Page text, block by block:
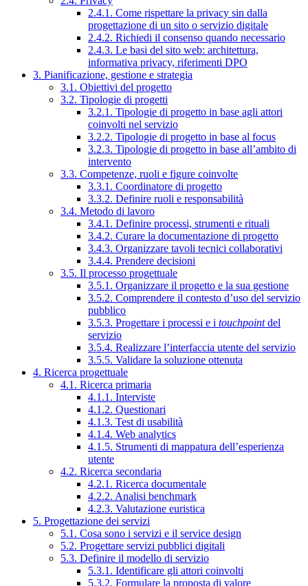
2.4.1. Come rispettare la privacy sin dalla
progettazione di un sito o servizio digitale
2.4.2. Richiedi il consenso quando necessario
2.4.3. Le basi del sito web: architettura,
informativa privacy, riferimenti DPO
3. Pianificazione, gestione e strategia
3.1. Obiettivi del progetto
3.2. Tipologie di progetti
3.2.1. Tipologie di progetto in base agli attori
coinvolti nel servizio
3.2.2. Tipologie di progetto in base al focus
3.2.3. Tipologie di progetto in base all’ambito di
intervento
3.3. Competenze, ruoli e figure coinvolte
3.3.1. Coordinatore di progetto
3.3.2. Definire ruoli e responsabilità
3.4. Metodo di lavoro
3.4.1. Definire processi, strumenti e rituali
3.4.2. Curare la documentazione di progetto
3.4.3. Organizzare tavoli tecnici collaborativi
3.4.4. Prendere decisioni
3.5. Il processo progettuale
3.5.1. Organizzare il progetto e la sua gestione
3.5.2. Comprendere il contesto d’uso del servizio
pubblico
3.5.3. Progettare i processi e i touchpointdel
servizio
3.5.4. Realizzare l’interfaccia utente del servizio
3.5.5. Validare la soluzione ottenuta
4. Ricerca progettuale
4.1. Ricerca primaria
4.1.1. Interviste
4.1.2. Questionari
4.1.3. Test di usabilità
4.1.4. Web analytics
4.1.5. Strumenti di mappatura dell’esperienza
utente
4.2. Ricerca secondaria
4.2.1. Ricerca documentale
4.2.2. Analisi benchmark
4.2.3. Valutazione euristica
5. Progettazione dei servizi
5.1. Cosa sono i servizi e il service design
5.2. Progettare servizi pubblici digitali
5.3. Definire il modello di servizio
5.3.1. Identificare gli attori coinvolti
5.3.2. Formulare la proposta di valore